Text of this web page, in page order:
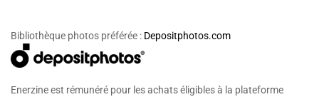
Bibliothèque photos préférée : Depositphotos.com
Enerzine est rémunéré pour les achats éligibles à la plateforme